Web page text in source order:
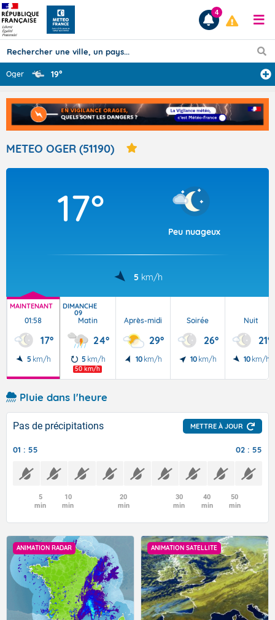
Prévisions
TOUS LES RÉSULTATS
Articles
4
Oger 19°
METEO OGER (51190)
17°
Peu nuageux
5 km/h
MAINTENANT
01:58
17°
5 km/h
DIMANCHE
09
Matin
24°
5 km/h
50 km/h
Après-midi
29°
10 km/h
Soirée
26°
10 km/h
Nuit
21°
10 km/h
Pluie dans l'heure
Pas de précipitations METTRE À JOUR
01 : 55 02 : 55
5
min
10
min
20
min
30
min
40
min
50
min
ANIMATION RADAR ANIMATION SATELLITE